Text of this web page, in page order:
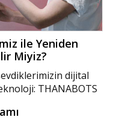
ile Yeniden
Miyiz?
dijital
THANABOTS